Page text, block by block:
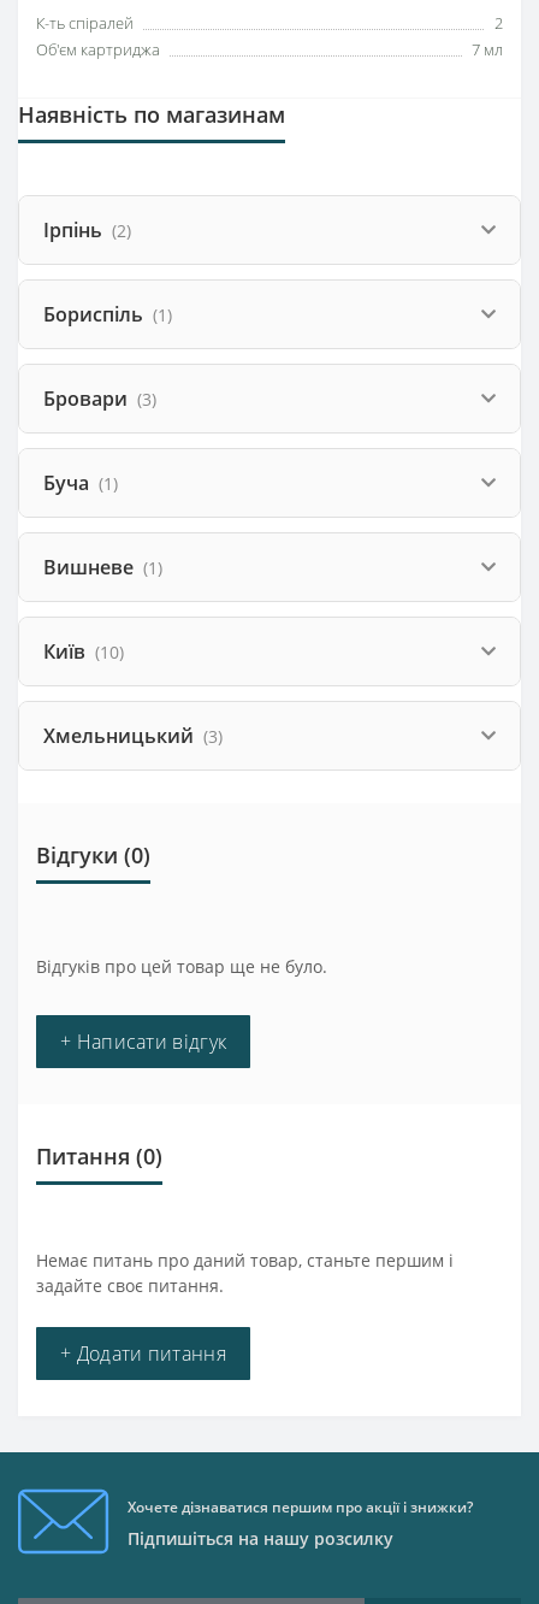
К-ть спіралей
2
Об'єм картриджа
7 мл
Наявність по магазинам
Ірпінь (2)
Бориспіль (1)
Бровари (3)
Буча (1)
Вишневе (1)
Київ (10)
Хмельницький (3)
Відгуки (0)
Відгуків про цей товар ще не було.
+ Написати відгук
Питання (0)
Немає питань про даний товар, станьте першим і
задайте своє питання.
+ Додати питання
Хочете дізнаватися першим про акції і знижки?
Підпишіться на нашу розсилку